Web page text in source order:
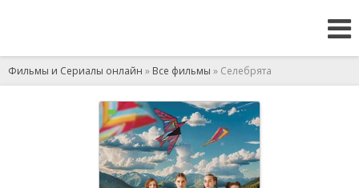
Фильмы и Сериалы онлайн » Все фильмы » Селебрята